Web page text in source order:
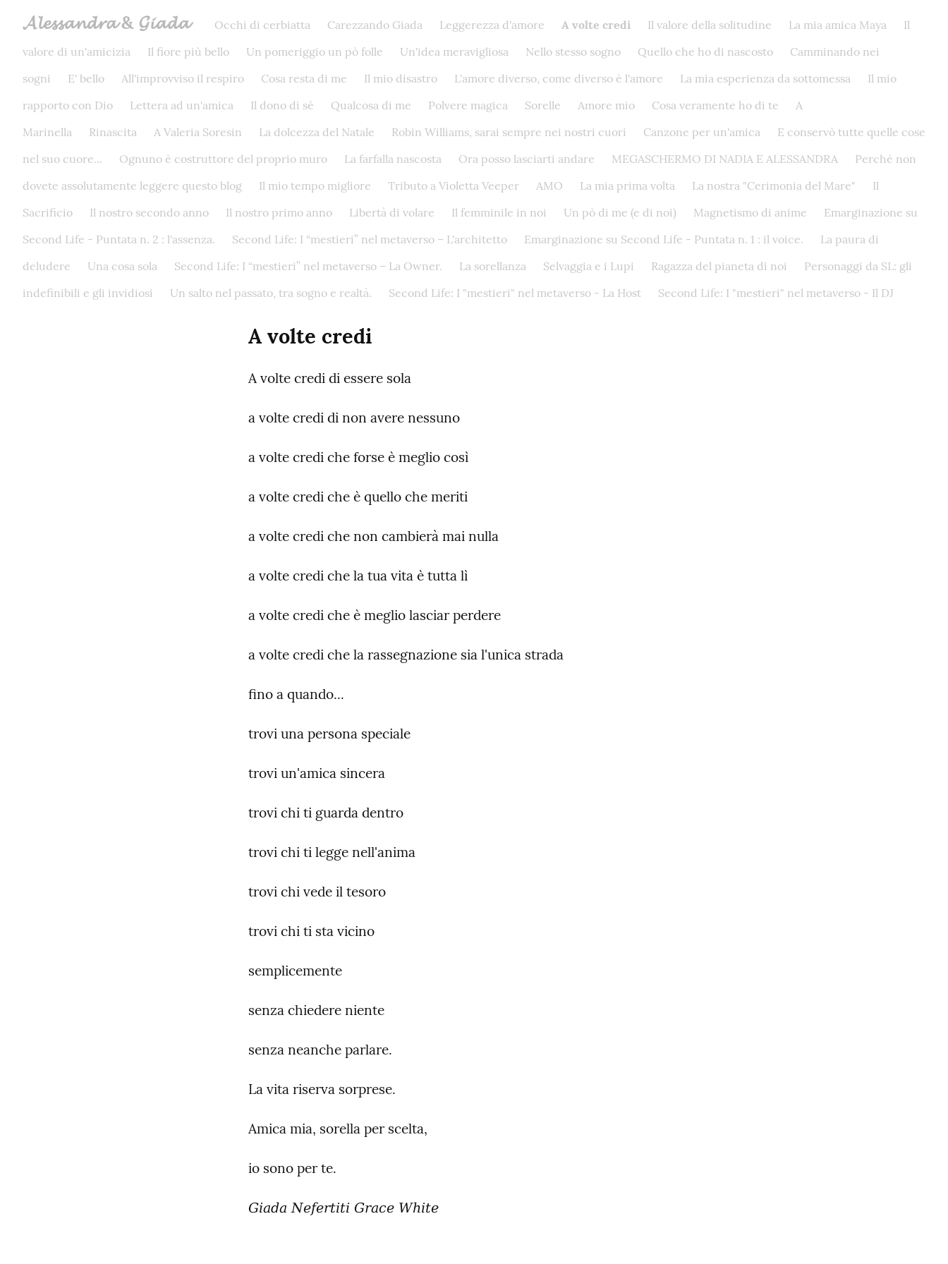
𝓐𝓵𝓮𝓼𝓼𝓪𝓷𝓭𝓻𝓪 & 𝓖𝓲𝓪𝓭𝓪 Occhi di cerbiatta Carezzando Giada Leggerezza d'amore A volte credi Il valore della solitudine La mia amica Maya
Il
valore di un'amicizia
Il fiore più bello Un pomeriggio un pò folle Un'idea meravigliosa Nello stesso sogno Quello che ho di nascosto
Camminando nei
sogni
E' bello All'improvviso il respiro Cosa resta di me Il mio disastro L'amore diverso, come diverso è l'amore La mia esperienza da sottomessa
Il mio
rapporto con Dio
Lettera ad un'amica Il dono di sé Qualcosa di me Polvere magica Sorelle Amore mio Cosa veramente ho di te
A
Marinella
Rinascita A Valeria Soresin La dolcezza del Natale Robin Williams, sarai sempre nei nostri cuori Canzone per un'amica
E conservò tutte quelle cose
nel suo cuore...
Ognuno è costruttore del proprio muro La farfalla nascosta Ora posso lasciarti andare MEGASCHERMO DI NADIA E ALESSANDRA
Perché non
dovete assolutamente leggere questo blog
Il mio tempo migliore Tributo a Violetta Veeper AMO La mia prima volta La nostra "Cerimonia del Mare"
Il
Sacrificio
Il nostro secondo anno Il nostro primo anno Libertà di volare Il femminile in noi Un pò di me (e di noi) Magnetismo di anime
Emarginazione su
Second Life - Puntata n. 2 : l'assenza.
Second Life: I “mestieri” nel metaverso – L'architetto Emarginazione su Second Life - Puntata n. 1 : il voice.
La paura di
deludere
Una cosa sola Second Life: I “mestieri” nel metaverso – La Owner. La sorellanza Selvaggia e i Lupi Ragazza del pianeta di noi
Personaggi da SL: gli
indefinibili e gli invidiosi
Un salto nel passato, tra sogno e realtà. Second Life: I "mestieri" nel metaverso - La Host Second Life: I "mestieri" nel metaverso - Il DJ
A volte credi
A volte credi di essere sola
a volte credi di non avere nessuno
a volte credi che forse è meglio così
a volte credi che è quello che meriti
a volte credi che non cambierà mai nulla
a volte credi che la tua vita è tutta lì
a volte credi che è meglio lasciar perdere
a volte credi che la rassegnazione sia l'unica strada
fino a quando...
trovi una persona speciale
trovi un'amica sincera
trovi chi ti guarda dentro
trovi chi ti legge nell'anima
trovi chi vede il tesoro
trovi chi ti sta vicino
semplicemente
senza chiedere niente
senza neanche parlare.
La vita riserva sorprese.
Amica mia, sorella per scelta,
io sono per te.
Giada Nefertiti Grace White